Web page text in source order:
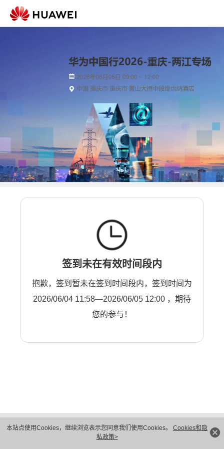
本站点使用Cookies，继续浏览表示您同意我们使用Cookies。 Cookies和隐
私政策>
签到未在有效时间段内
抱歉，签到暂未在签到时间段内，签到时间为
2026/06/04 11:58—2026/06/05 12:00 ，期待
您的参与！
隐私保护
法律声明